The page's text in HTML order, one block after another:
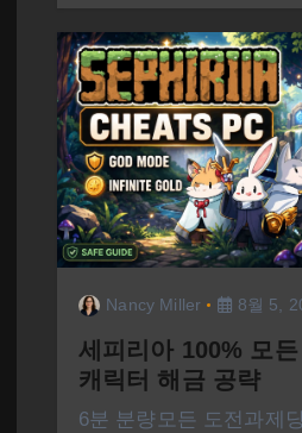
Nancy Miller 8월 5,
세피리아 100% 모
캐릭터 해금 공략
6분 분량모든 도전과제